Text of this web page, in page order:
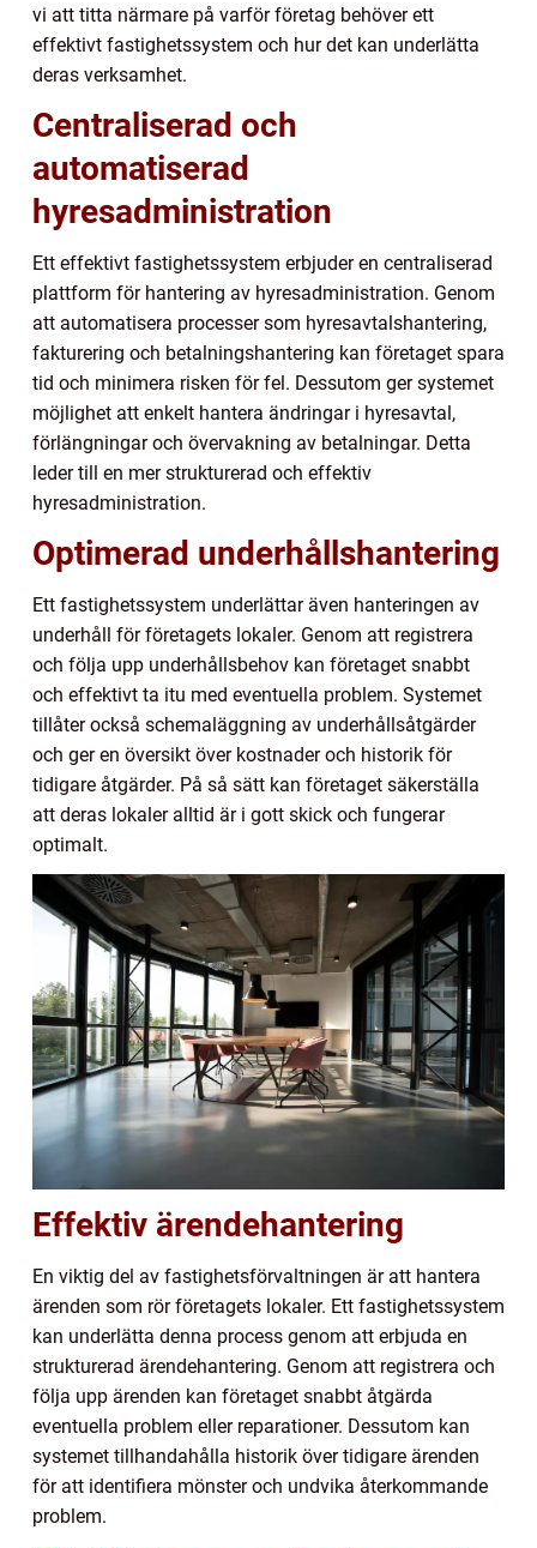
vi att titta närmare på varför företag behöver ett
effektivt fastighetssystem och hur det kan underlätta
deras verksamhet.
Centraliserad och
automatiserad
hyresadministration
Ett effektivt fastighetssystem erbjuder en centraliserad
plattform för hantering av hyresadministration. Genom
att automatisera processer som hyresavtalshantering,
fakturering och betalningshantering kan företaget spara
tid och minimera risken för fel. Dessutom ger systemet
möjlighet att enkelt hantera ändringar i hyresavtal,
förlängningar och övervakning av betalningar. Detta
leder till en mer strukturerad och effektiv
hyresadministration.
Optimerad underhållshantering
Ett fastighetssystem underlättar även hanteringen av
underhåll för företagets lokaler. Genom att registrera
och följa upp underhållsbehov kan företaget snabbt
och effektivt ta itu med eventuella problem. Systemet
tillåter också schemaläggning av underhållsåtgärder
och ger en översikt över kostnader och historik för
tidigare åtgärder. På så sätt kan företaget säkerställa
att deras lokaler alltid är i gott skick och fungerar
optimalt.
Effektiv ärendehantering
En viktig del av fastighetsförvaltningen är att hantera
ärenden som rör företagets lokaler. Ett fastighetssystem
kan underlätta denna process genom att erbjuda en
strukturerad ärendehantering. Genom att registrera och
följa upp ärenden kan företaget snabbt åtgärda
eventuella problem eller reparationer. Dessutom kan
systemet tillhandahålla historik över tidigare ärenden
för att identifiera mönster och undvika återkommande
problem.